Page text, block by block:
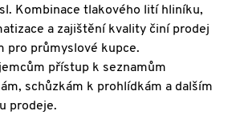
Kombinace tlakového lití hliníku,
a zajištění kvality činí prodej
pro průmyslové kupce.
přístup k seznamům
schůzkám k prohlídkám a dalším
prodeje.